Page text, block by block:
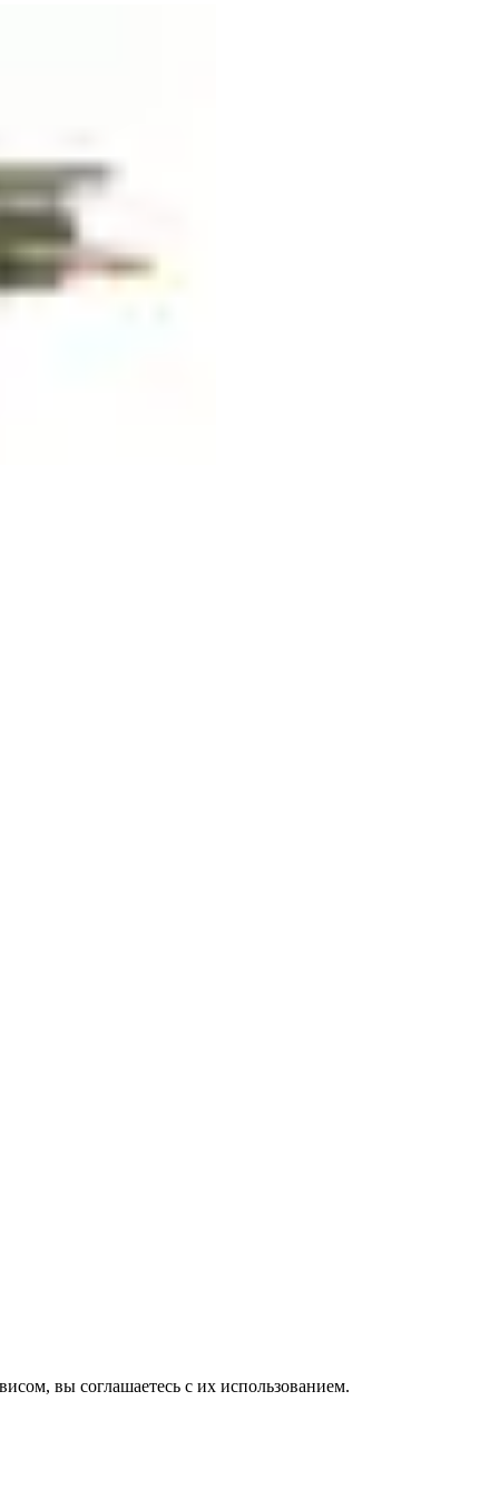
вы соглашаетесь с их использованием.